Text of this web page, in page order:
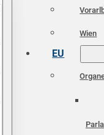
Wien
EU